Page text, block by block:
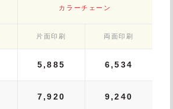
カラーチェーン
片面印刷 両面印刷
5,885 6,534
7,920 9,240